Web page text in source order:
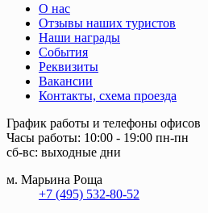
О нас
Отзывы наших туристов
Наши награды
События
Реквизиты
Вакансии
Контакты, схема проезда
График работы и телефоны офисов
Часы работы: 10:00 - 19:00 пн-пн
сб-вс: выходные дни
м. Марьина Роща
+7 (495) 532-80-52